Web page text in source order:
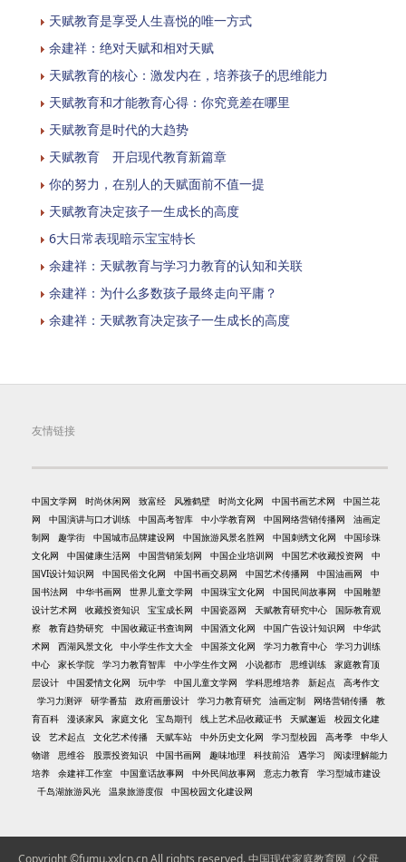
天赋教育是享受人生喜悦的唯一方式
余建祥：绝对天赋和相对天赋
天赋教育的核心：激发内在，培养孩子的思维能力
天赋教育和才能教育心得：你究竟差在哪里
天赋教育是时代的大趋势
天赋教育 开启现代教育新篇章
你的努力，在别人的天赋面前不值一提
天赋教育决定孩子一生成长的高度
6大日常表现暗示宝宝特长
余建祥：天赋教育与学习力教育的认知和关联
余建祥：为什么多数孩子最终走向平庸？
余建祥：天赋教育决定孩子一生成长的高度
友情链接
中国文学网 时尚休闲网 致富经 风雅鹤壁 时尚文化网 中国书画艺术网
中国兰花
网
中国演讲与口才训练 中国高考智库 中小学教育网 中国网络营销传播网
油画定
制网
趣学街 中国城市品牌建设网 中国旅游风景名胜网 中国刺绣文化网
中国珍珠
文化网
中国健康生活网 中国营销策划网 中国企业培训网 中国艺术收藏投资网
中
国VI设计知识网
中国民俗文化网 中国书画交易网 中国艺术传播网 中国油画网
中
国书法网
中华书画网 世界儿童文学网 中国珠宝文化网 中国民间故事网
中国雕塑
设计艺术网
收藏投资知识 宝宝成长网 中国瓷器网 天赋教育研究中心
国际教育观
察
教育趋势研究 中国收藏证书查询网 中国酒文化网 中国广告设计知识网
中华武
术网
西湖风景文化 中小学生作文大全 中国茶文化网 学习力教育中心
学习力训练
中心
家长学院 学习力教育智库 中小学生作文网 小说都市 思维训练
家庭教育顶
层设计
中国爱情文化网 玩中学 中国儿童文学网 学科思维培养 新起点
高考作文
学习力测评
研学番茄 政府画册设计 学习力教育研究 油画定制 网络营销传播
教
育百科
漫谈家风 家庭文化 宝岛期刊 线上艺术品收藏证书 天赋邂逅
校园文化建
设
艺术起点 文化艺术传播 天赋车站 中外历史文化网 学习型校园 高考季
中华人
物谱
思维谷 股票投资知识 中国书画网 趣味地理 科技前沿 遇学习
阅读理解能力
培养
余建祥工作室 中国童话故事网 中外民间故事网 意志力教育
学习型城市建设
千岛湖旅游风光
温泉旅游度假 中国校园文化建设网
Copyright ©fumu.xxlcn.cn All rights reserved.中国现代家庭教育网（父母